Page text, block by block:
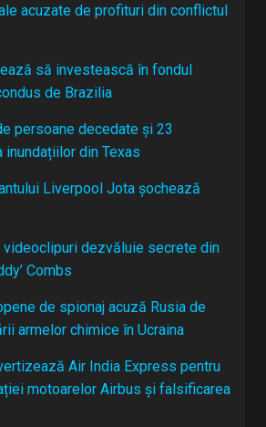
acuzate de profituri din conflictul
să investească în fondul
de Brazilia
persoane decedate și 23
inundațiilor din Texas
Liverpool Jota șochează
dezvăluie secrete din
Combs
de spionaj acuză Rusia de
armelor chimice în Ucraina
Air India Express pentru
motoarelor Airbus și falsificarea